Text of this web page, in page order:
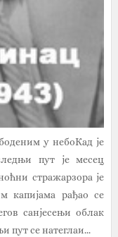
у небоКад је
пут је месец
стражарзора је
капијама рађао се
санјесењи облак
пут се натеглаи...